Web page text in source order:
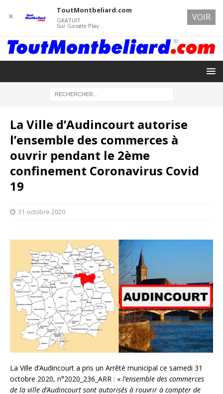
La Ville d’Audincourt autorise
l’ensemble des commerces à
ouvrir pendant le 2ème
confinement Coronavirus Covid
19
31 octobre 2020
La Ville d’Audincourt a pris un Arrêté municipal ce samedi 31
octobre 2020, n°2020_236_ARR : « l’ensemble des commerces
de la ville d’Audincourt sont autorisés à rouvrir à compter de
✕
ToutMontbeliard.com
GRATUIT
Sur Google Play
VOIR